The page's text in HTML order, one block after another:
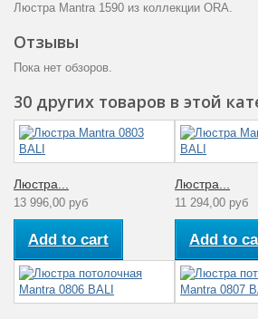
Люстра Mantra 1590 из коллекции ORA.
Отзывы
Пока нет обзоров.
30 других товаров в этой
Люстра...
13 996,00 руб
Add to cart
Люстра...
11 294,00 руб
Add to